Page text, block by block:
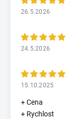
26.5.2026
24.5.2026
15.10.2025
+ Cena
+ Rychlost